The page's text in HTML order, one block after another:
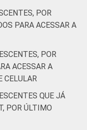
100
100
POR
PARA ACESSAR A
POR
ACESSAR A
CELULAR
QUE JÁ
POR ÚLTIMO